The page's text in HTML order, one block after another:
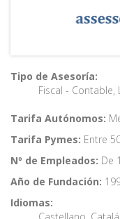
Tipo de Asesoría:
Fiscal - Contable,
Tarifa Autónomos:
Tarifa Pymes: Entre
Nº de Empleados: De
Año de Fundación:
Idiomas: